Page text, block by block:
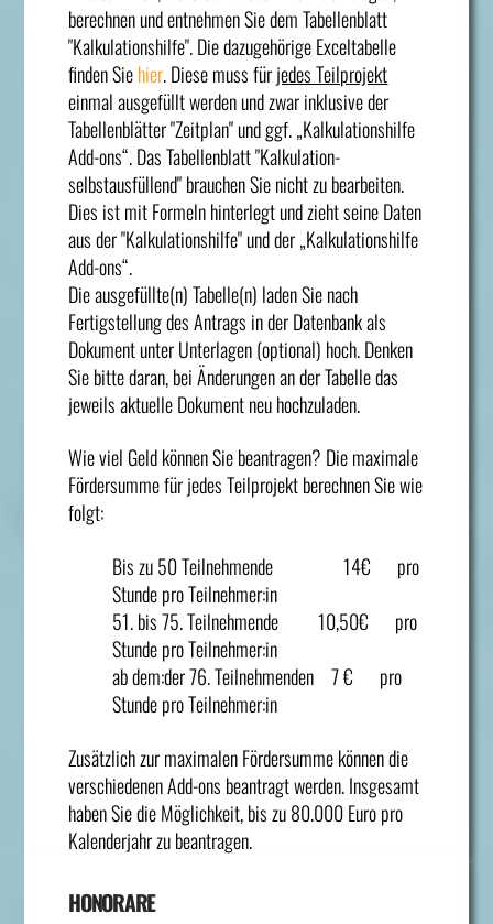
berechnen und entnehmen Sie dem Tabellenblatt
"Kalkulationshilfe". Die dazugehörige Exceltabelle
finden Siehier. Diese muss fürjedes Teilprojekt
einmal ausgefüllt werden und zwar inklusive der
Tabellenblätter "Zeitplan" und ggf. „Kalkulationshilfe
Add-ons“. Das Tabellenblatt "Kalkulation-
selbstausfüllend" brauchen Sie nicht zu bearbeiten.
Dies ist mit Formeln hinterlegt und zieht seine Daten
aus der "Kalkulationshilfe" und der „Kalkulationshilfe
Add-ons“.
Die ausgefüllte(n) Tabelle(n) laden Sie nach
Fertigstellung des Antrags in der Datenbank als
Dokument unter Unterlagen (optional) hoch. Denken
Sie bitte daran, bei Änderungen an der Tabelle das
jeweils aktuelle Dokument neu hochzuladen.
Wie viel Geld können Sie beantragen? Die maximale
Fördersumme für jedes Teilprojekt berechnen Sie wie
folgt:
Bis zu 50 Teilnehmende 14€ pro
Stunde pro Teilnehmer:in
51. bis 75. Teilnehmende 10,50€ pro
Stunde pro Teilnehmer:in
ab dem:der 76. Teilnehmenden 7 € pro
Stunde pro Teilnehmer:in
Zusätzlich zur maximalen Fördersumme können die
verschiedenen Add-ons beantragt werden. Insgesamt
haben Sie die Möglichkeit, bis zu 80.000 Euro pro
Kalenderjahr zu beantragen.
HONORARE